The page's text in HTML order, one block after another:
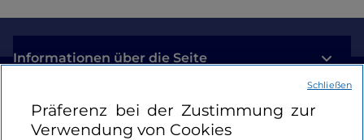
Informationen über die Seite
Nützliche Links
Präferenz bei der Zustimmung zur
Verwendung von Cookies
Schließen